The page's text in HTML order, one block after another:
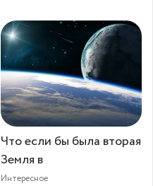
Что если бы была вторая
Земля в
Интересное